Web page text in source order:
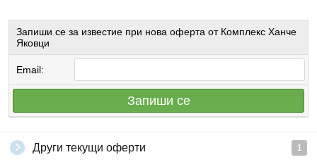
Запиши се за известие при нова оферта от Комплекс Ханче
Яковци
Email:
Запиши се
Други текущи оферти 1